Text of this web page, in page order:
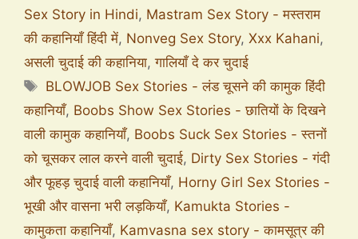
Sex Story in Hindi, Mastram Sex Story - मस्तराम
की कहानियाँ हिंदी में, Nonveg Sex Story, Xxx Kahani,
असली चुदाई की कहानिया,गालियाँ दे कर चुदाई
BLOWJOB Sex Stories - लंड चूसने की कामुक हिंदी
कहानियाँ, Boobs Show Sex Stories - छातियों के दिखने
वाली कामुक कहानियाँ, Boobs Suck Sex Stories - स्तनों
को चूसकर लाल करने वाली चुदाई, Dirty Sex Stories - गंदी
और फूहड़ चुदाई वाली कहानियाँ, Horny Girl Sex Stories -
भूखी और वासना भरी लड़कियाँ, Kamukta Stories -
कामुकता कहानियाँ, Kamvasna sex story - कामसूत्र की